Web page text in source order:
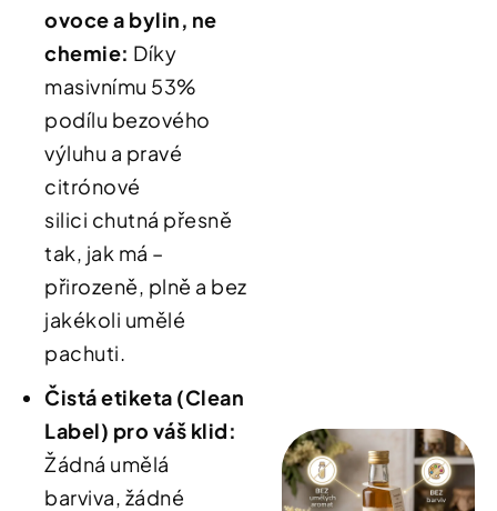
ovoce a bylin, ne
chemie: Díky
masivnímu 53%
podílu bezového
výluhu a pravé
citrónové
silici chutná přesně
tak, jak má –
přirozeně, plně a bez
jakékoli umělé
pachuti.
Čistá etiketa (Clean
Label) pro váš klid:
Žádná umělá
barviva, žádné